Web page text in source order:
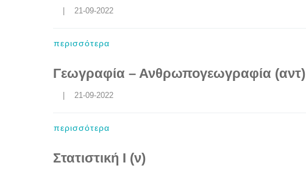
    |    21-09-2022
περισσότερα
Γεωγραφία – Ανθρωπογεωγραφία (αντ)
    |    21-09-2022
περισσότερα
Στατιστική Ι (ν)